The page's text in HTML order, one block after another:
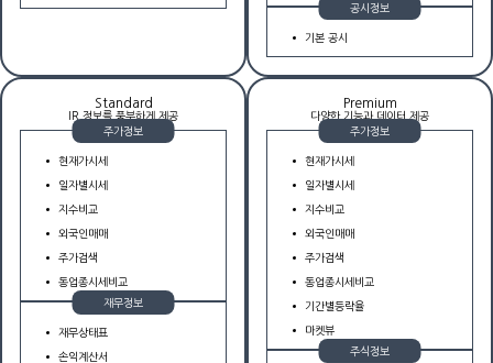
공시정보
기본 공시
Standard
IR 정보를 풍부하게 제공
주가정보
현재가시세
일자별시세
지수비교
외국인매매
주가검색
동업종시세비교
재무정보
재무상태표
손익계산서
Premium
다양한 기능과 데이터 제공
주가정보
현재가시세
일자별시세
지수비교
외국인매매
주가검색
동업종시세비교
기간별등락율
마켓뷰
주식정보